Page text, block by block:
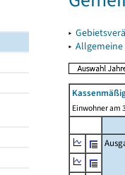
▸
▸
Einwohner am